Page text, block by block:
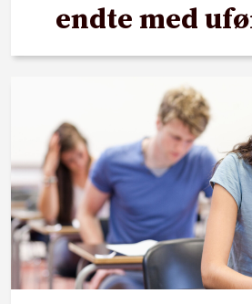
endte med